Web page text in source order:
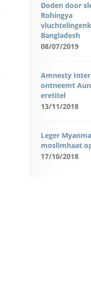
Doden door
Rohingya
Bangladesh
08/07/2019
Amnesty
ontneemt
eretitel
13/11/2018
Leger
moslimhaat
17/10/2018